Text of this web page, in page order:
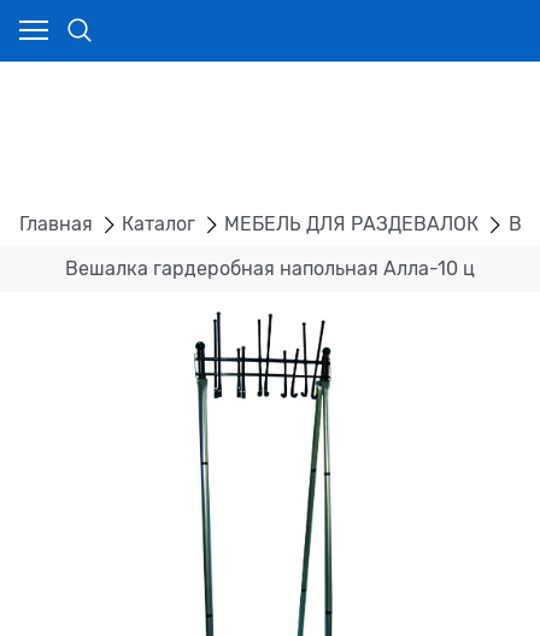
Главная Каталог МЕБЕЛЬ ДЛЯ РАЗДЕВАЛОК
Вешалка гардеробная напольная Алла-10 ц